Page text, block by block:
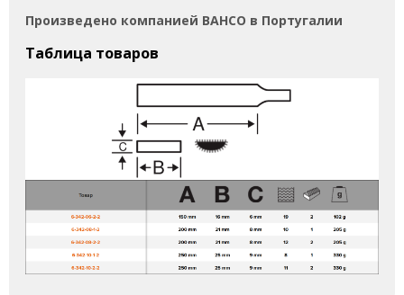
Произведено компанией BAHCO в Португалии
Таблица товаров